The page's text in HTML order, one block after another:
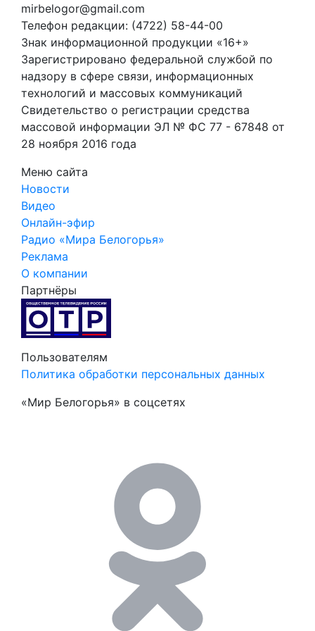
mirbelogor@gmail.com
Телефон редакции: (4722) 58-44-00
Знак информационной продукции «16+»
Зарегистрировано федеральной службой по
надзору в сфере связи, информационных
технологий и массовых коммуникаций
Свидетельство о регистрации средства
массовой информации ЭЛ № ФС 77 - 67848 от
28 ноября 2016 года
Меню сайта
Новости
Видео
Онлайн-эфир
Радио «Мира Белогорья»
Реклама
О компании
Партнёры
Пользователям
Политика обработки персональных данных
«Мир Белогорья» в соцсетях